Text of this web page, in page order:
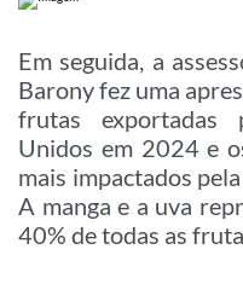
Em seguida, a
Barony fez uma
frutas exportadas
Unidos em 2024 e
mais impactados
A manga e a uva
40% de todas as